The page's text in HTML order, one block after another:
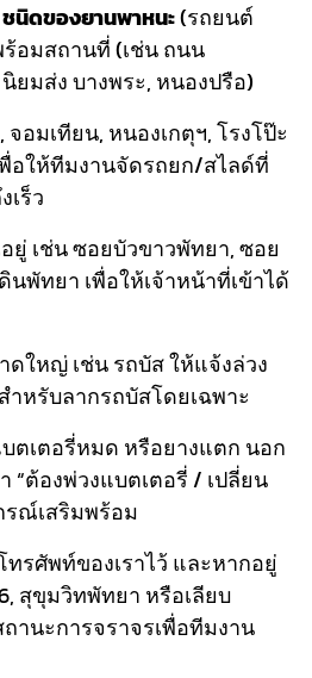
ชนิดของยานพาหนะ(รถยนต์
อมสถานที่ (เช่น ถนน
ยมส่ง บางพระ, หนองปรือ)
จอมเทียน, หนองเกตุฯ, โรงโป๊ะ
อให้ทีมงานจัดรถยก/สไลด์ที่
เร็ว
เช่น ซอยบัวขาวพัทยา, ซอย
พัทยา เพื่อให้เจ้าหน้าที่เข้าได้
ใหญ่ เช่น รถบัส ให้แจ้งล่วง
หรับลากรถบัสโดยเฉพาะ
ตเตอรี่หมด หรือยางแตก นอก
“ต้องพ่วงแบตเตอรี่ / เปลี่ยน
รณ์เสริมพร้อม
ทรศัพท์ของเราไว้ และหากอยู่
สุขุมวิทพัทยา หรือเลียบ
านะการจราจรเพื่อทีมงาน